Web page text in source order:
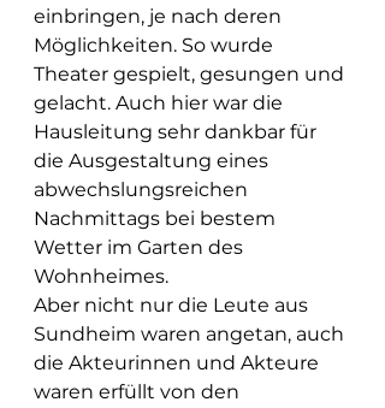
einbringen, je nach deren
Möglichkeiten. So wurde
Theater gespielt, gesungen und
gelacht. Auch hier war die
Hausleitung sehr dankbar für
die Ausgestaltung eines
abwechslungsreichen
Nachmittags bei bestem
Wetter im Garten des
Wohnheimes.
Aber nicht nur die Leute aus
Sundheim waren angetan, auch
die Akteurinnen und Akteure
waren erfüllt von den